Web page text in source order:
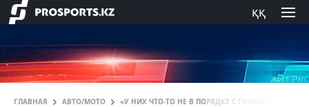
ққ
ГЛАВНАЯ АВТО/МОТО «У НИХ ЧТО-ТО НЕ В ПОРЯДКЕ С ГОЛОВОЙ».